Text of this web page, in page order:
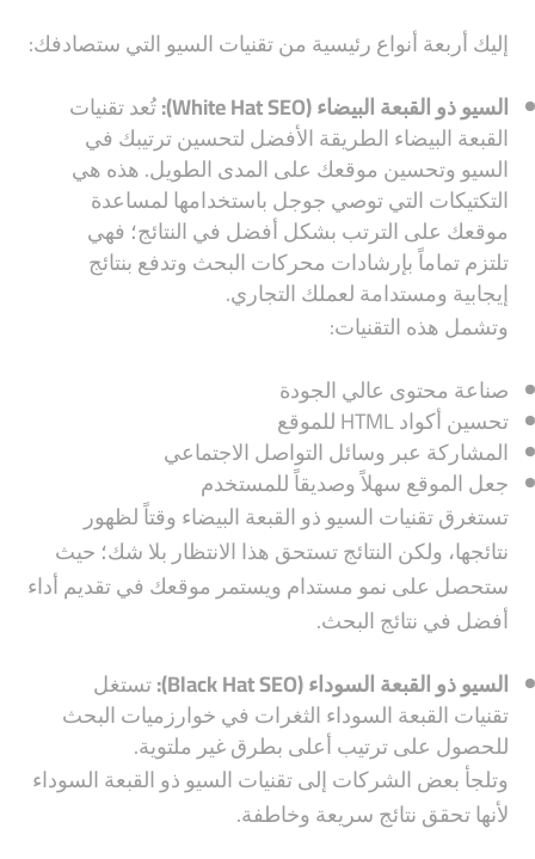
إليك أربعة أنواع رئيسية من تقنيات السيو التي ستصادفك:
السيو ذو القبعة البيضاء (White Hat SEO):
تُعد تقنيات
القبعة البيضاء الطريقة الأفضل لتحسين ترتيبك في
السيو وتحسين موقعك على المدى الطويل. هذه هي
التكتيكات التي توصي جوجل باستخدامها لمساعدة
موقعك على الترتب بشكل أفضل في النتائج؛ فهي
تلتزم تماماً بإرشادات محركات البحث وتدفع بنتائج
إيجابية ومستدامة لعملك التجاري.
وتشمل هذه التقنيات:
صناعة محتوى عالي الجودة
تحسين أكواد HTML للموقع
المشاركة عبر وسائل التواصل الاجتماعي
جعل الموقع سهلاً وصديقاً للمستخدم
تستغرق تقنيات السيو ذو القبعة البيضاء وقتاً لظهور
نتائجها، ولكن النتائج تستحق هذا الانتظار بلا شك؛ حيث
ستحصل على نمو مستدام ويستمر موقعك في تقديم أداء
أفضل في نتائج البحث.
السيو ذو القبعة السوداء (Black Hat SEO):
تستغل
تقنيات القبعة السوداء الثغرات في خوارزميات البحث
للحصول على ترتيب أعلى بطرق غير ملتوية.
وتلجأ بعض الشركات إلى تقنيات السيو ذو القبعة السوداء
لأنها تحقق نتائج سريعة وخاطفة.